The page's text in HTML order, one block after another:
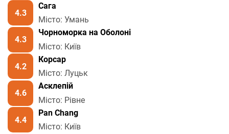
4.3
Сага
Місто: Умань
4.3
Чорноморка на Оболоні
Місто: Київ
4.2
Корсар
Місто: Луцьк
4.6
Асклепій
Місто: Рівне
4.4
Pan Chang
Місто: Київ